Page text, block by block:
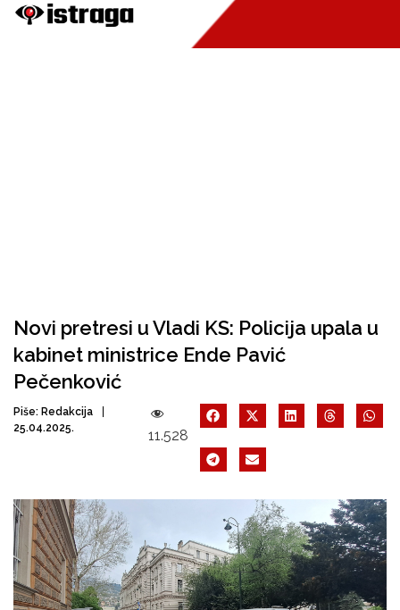
Novi pretresi u Vladi KS: Policija upala u
kabinet ministrice Ende Pavić
Pečenković
Piše: Redakcija
25.04.2025.
11.528